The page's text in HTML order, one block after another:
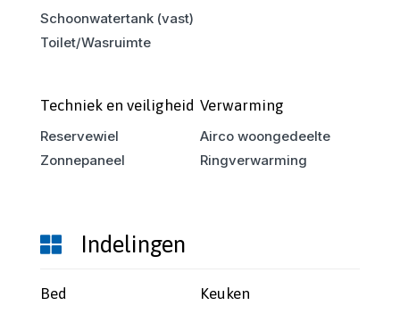
Schoonwatertank (vast)
Toilet/Wasruimte
Techniek en veiligheid
Reservewiel
Zonnepaneel
Verwarming
Airco woongedeelte
Ringverwarming
Indelingen
Bed Keuken